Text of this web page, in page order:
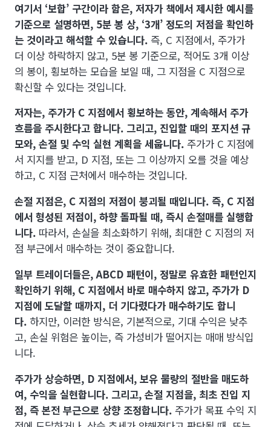
여기서 ‘보합’ 구간이라 함은, 저자가 책에서 제시한 예시를
기준으로 설명하면, 5분 봉 상, ‘3개’ 정도의 저점을 확인하
는 것이라고 해석할 수 있습니다. 즉, C 지점에서, 주가가
더 이상 하락하지 않고, 5분 봉 기준으로, 적어도 3개 이상
의 봉이, 횡보하는 모습을 보일 때, 그 지점을 C 지점으로
확신할 수 있다는 것입니다.
저자는, 주가가 C 지점에서 횡보하는 동안, 계속해서 주가
흐름을 주시한다고 합니다. 그리고, 진입할 때의 포지션 규
모와, 손절 및 수익 실현 계획을 세웁니다. 주가가 C 지점에
서 지지를 받고, D 지점, 또는 그 이상까지 오를 것을 예상
하고, C 지점 근처에서 매수하는 것입니다.
손절 지점은, C 지점의 저점이 붕괴될 때입니다. 즉, C 지점
에서 형성된 저점이, 하향 돌파될 때, 즉시 손절매를 실행합
니다. 따라서, 손실을 최소화하기 위해, 최대한 C 지점의 저
점 부근에서 매수하는 것이 중요합니다.
일부 트레이더들은, ABCD 패턴이, 정말로 유효한 패턴인지
확인하기 위해, C 지점에서 바로 매수하지 않고, 주가가 D
지점에 도달할 때까지, 더 기다렸다가 매수하기도 합니
다. 하지만, 이러한 방식은, 기본적으로, 기대 수익은 낮추
고, 손실 위험은 높이는, 즉 가성비가 떨어지는 매매 방식입
니다.
주가가 상승하면, D 지점에서, 보유 물량의 절반을 매도하
여, 수익을 실현합니다. 그리고, 손절 지점을, 최초 진입 지
점, 즉 본전 부근으로 상향 조정합니다. 주가가 목표 수익 지